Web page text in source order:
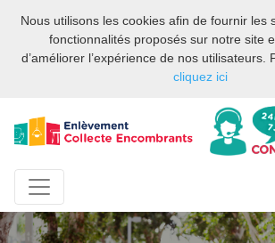
Site internet privé et
indépendant des services
publics ou des services de
la mairie de Paris.
Nous utilisons les cookies afin de fournir les
fonctionnalités proposés sur notre site
d’améliorer l’expérience de nos utilisateurs.
cliquez ici